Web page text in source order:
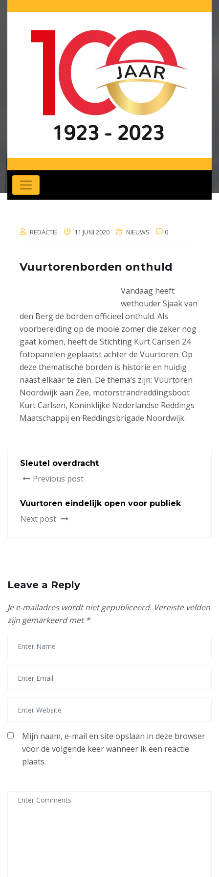
Vuurtoren Noordwijk
REDACTIE 11 JUNI 2020 NIEUWS 0
Vuurtorenborden onthuld
Vandaag heeft
wethouder Sjaak van
den Berg de borden officieel onthuld. Als
voorbereiding op de mooie zomer die zeker nog
gaat komen, heeft de Stichting Kurt Carlsen 24
fotopanelen geplaatst achter de Vuurtoren. Op
deze thematische borden is historie en huidig
naast elkaar te zien. De thema’s zijn: Vuurtoren
Noordwijk aan Zee, motorstrandreddingsboot
Kurt Carlsen, Koninklijke Nederlandse Reddings
Maatschappij en Reddingsbrigade Noordwijk.
Sleutel overdracht
Previous post
Vuurtoren eindelijk open voor publiek
Next post
Leave a Reply
Je e-mailadres wordt niet gepubliceerd. Vereiste velden
zijn gemarkeerd met *
Mijn naam, e-mail en site opslaan in deze browser
voor de volgende keer wanneer ik een reactie
plaats.